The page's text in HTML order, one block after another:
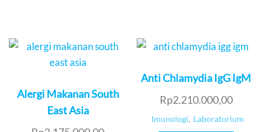
Alergi Makanan South
East Asia
Anti Chlamydia IgG IgM
Rp2.210.000,00
Imunologi, Laboratorium